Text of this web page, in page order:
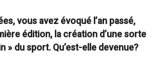
vous avez évoqué l’an passé,
édition, la création d’une sorte
» du sport. Qu’est-elle devenue?